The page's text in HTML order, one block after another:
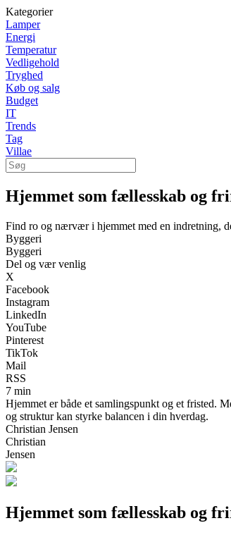
Kategorier
Lamper
Energi
Temperatur
Vedligehold
Tryghed
Køb og salg
Budget
IT
Trends
Tag
Villae
Hjemmet som fællesskab og
Find ro og nærvær i hjemmet med en indretning,
Byggeri
Byggeri
Del og vær venlig
X
Facebook
Instagram
LinkedIn
YouTube
Pinterest
TikTok
Mail
RSS
7 min
Hjemmet er både et samlingspunkt og et fristed.
og struktur kan styrke balancen i din hverdag.
Christian Jensen
Christian
Jensen
Hjemmet som fællesskab og